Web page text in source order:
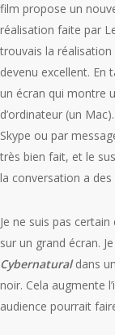
film propose un
réalisation faite par
trouvais la
devenu excellent. En
un écran qui montre
d’ordinateur (un
Skype ou par
très bien fait, et le
la conversation a des
Je ne suis pas
sur un grand écran.
Cybernaturaldans
noir. Cela augmente
audience pourrait